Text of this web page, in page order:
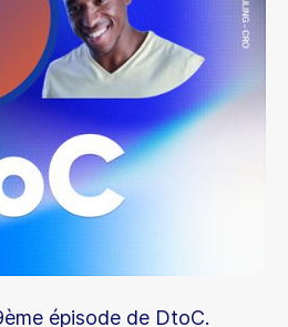
épisode de DtoC.